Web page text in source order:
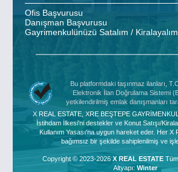
Ofis Başvurusu
Danışman Başvurusu
Gayrimenkulünüzü Satalım / Kiralayalım
Bu platformdaki taşınmaz ilanları,
Elektronik İlan Doğrulama Sistemi
yetkilendirilmiş emlak danışmanları
X REAL ESTATE, XRE BEŞTEPE
İstihdam İlkesi'ni destekler ve Konut Satışı/
Kullanım Yasası'na uygun hareket eder. Her X
bağımsız bir şekilde sahiplenilmiş ve
Copyright © 2023-2026X REAL ESTATETüm
Altyapı:Winter